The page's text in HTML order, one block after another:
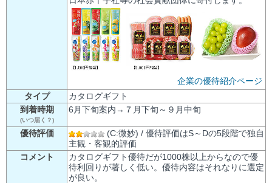
企業の優待紹介ページ
タイプ
カタログギフト
到着時期
(いつ届く？)
6月下旬案内→７月下旬～９月中旬
優待評価
(C:微妙) / 優待評価はS～Dの5段階で独自
主観・客観的評価
コメント
カタログギフト優待だが1000株以上からなので優
待利回りが著しく低い。優待内容はそれなりに選定
が良い。